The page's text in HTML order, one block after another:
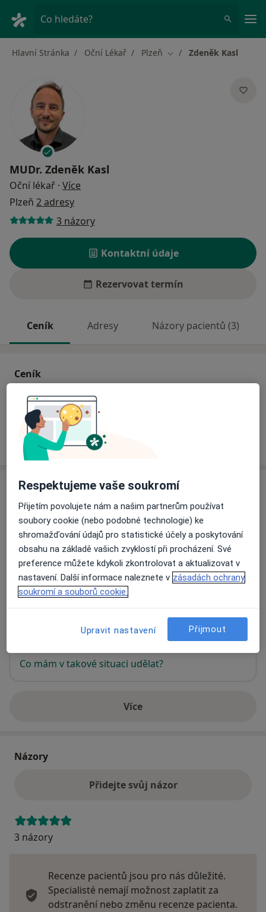
Co hledáte?
Hlavní Stránka Oční Lékař Plzeň Změna města
Zdeněk Kasl
MUDr. Zdeněk Kasl
Oční lékař · Více
Plzeň 2 adresy
3 názory
Kontaktní údaje
Rezervovat termín
Ceník Adresy Názory pacientů (3)
Ceník
Informace o službách a cenách nejsou k dispozici
Tento specialista ještě nepřidával žádné informace o
Adresy (2)
Adresa 1 Adresa 2
Medical Institut care s.r.o.
Bezručova 16, Plzeň 301 00
se otevře v nové záložce
Co mám v takové situaci udělat?
Víceo adrese
Názory
Přidejte svůj názor
3 názory
Recenze pacientů jsou pro nás důležité.
Specialisté nemají možnost zaplatit za
odstranění nebo změnu recenze pacienta.
Respektujeme vaše soukromí
Přijetím povolujete nám a našim partnerům používat
soubory cookie (nebo podobné technologie) ke
shromažďování údajů pro statistické účely a poskytování
obsahu na základě vašich zvyklostí při procházení. Své
preference můžete kdykoli zkontrolovat a aktualizovat v
nastavení. Další informace naleznete v zásadách ochrany
soukromí a souborů cookie.
Upravit nastavení Přijmout